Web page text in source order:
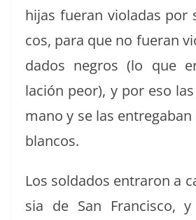
hijas fuer­an vio­ladas
cos, para que no fuer­an
da­dos negros (lo que
lación peor), y por eso
mano y se las
blancos.
Los sol­da­dos entraron a
sia de San Fran­cis­co,